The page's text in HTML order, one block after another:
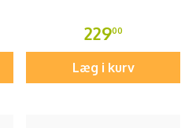
22900
Læg i kurv